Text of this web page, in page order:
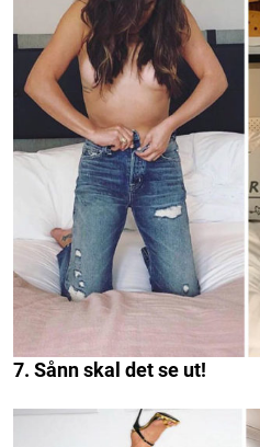
7. Sånn skal det se ut!